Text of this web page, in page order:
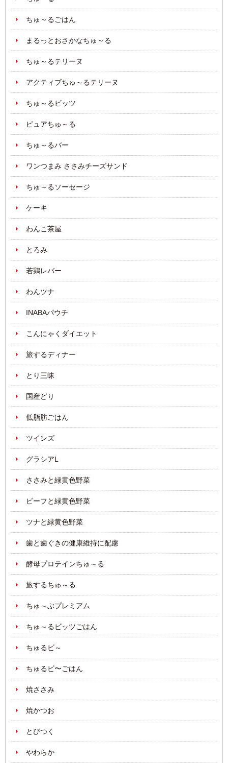
ちゅ～るごはん
まるっとおさかなちゅ～る
ちゅ～るテリーヌ
アクティブちゅ～るテリーヌ
ちゅ～るビッツ
ピュアちゅ～る
ちゅ～るバー
ワンつまみ ささみチーズサンド
ちゅ～るソーセージ
ケーキ
わんこ茶屋
とろみ
若鶏レバー
わんツナ
INABAパウチ
こんにゃくダイエット
旅するディナー
とり三昧
国産どり
低脂肪ごはん
ツインズ
グラシアL
ささみと緑黄色野菜
ビーフと緑黄色野菜
ツナと緑黄色野菜
歯と歯ぐきの健康維持に配慮
酵母プロテインちゅ～る
旅するちゅ～る
ちゅ～ぶプレミアム
ちゅ～るビッツごはん
ちゅるビ～
ちゅるビ〜ごはん
焼ささみ
焼かつお
とびつく
やわらか